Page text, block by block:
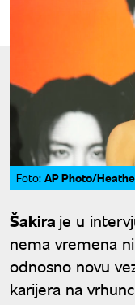
Foto: AP Photo/
Šakira je u
nema vremena
odnosno novu
karijera na